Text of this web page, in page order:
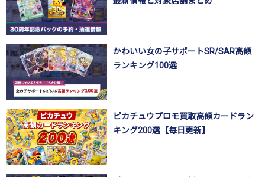
かわいい女の子サポートSR/SAR高額
ランキング100選
ピカチュウプロモ買取高額カードラン
キング200選【毎日更新】